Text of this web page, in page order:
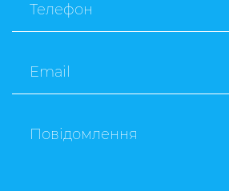
Телефон
Email
Повідомлення